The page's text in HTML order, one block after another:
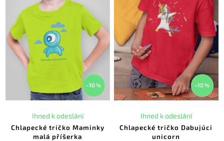
–10 %
Chlapecké tričko Maminky
malá příšerka
Ihned k odeslání
–10 %
Chlapecké tričko Dabujúci
unicorn
Ihned k odeslání